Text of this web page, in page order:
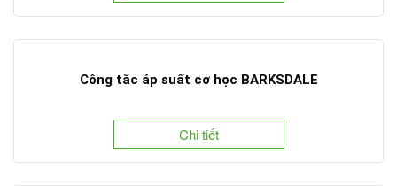
Công tắc áp suất cơ học BARKSDALE
Chi tiết